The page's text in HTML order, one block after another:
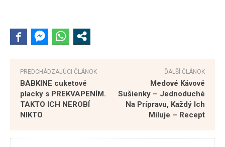
PREDCHÁDZAJÚCI ČLÁNOK
BABKINE cuketové
placky s PREKVAPENÍM.
TAKTO ICH NEROBÍ
NIKTO
ĎALŠÍ ČLÁNOK
Medové Kávové
Sušienky – Jednoduché
Na Prípravu, Každý Ich
Miluje – Recept